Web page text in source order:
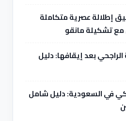
إطلالة عصرية متكاملة
تشكيلة مانقو
بعد إيقافها: دليل
في السعودية: دليل شامل